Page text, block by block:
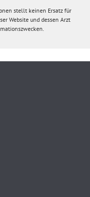
stellt keinen Ersatz für
Website und dessen Arzt